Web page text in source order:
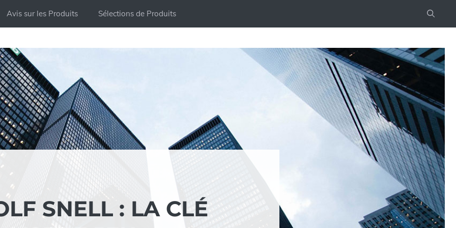
Avis sur les Produits Sélections de Produits
SNELL : LA CLÉ